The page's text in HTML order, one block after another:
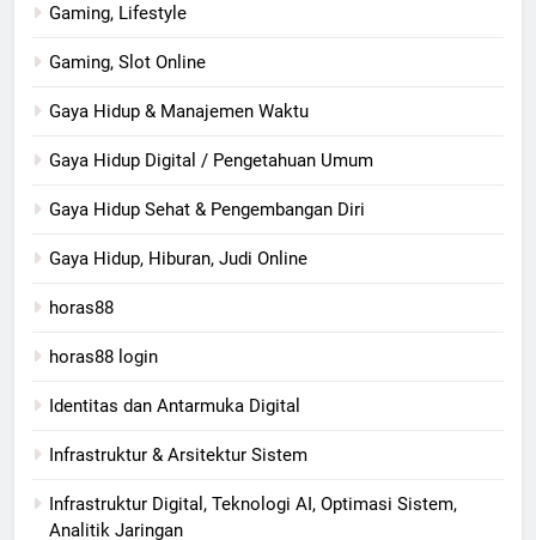
Gaming, Lifestyle
Gaming, Slot Online
Gaya Hidup & Manajemen Waktu
Gaya Hidup Digital / Pengetahuan Umum
Gaya Hidup Sehat & Pengembangan Diri
Gaya Hidup, Hiburan, Judi Online
horas88
horas88 login
Identitas dan Antarmuka Digital
Infrastruktur & Arsitektur Sistem
Infrastruktur Digital, Teknologi AI, Optimasi Sistem,
Analitik Jaringan